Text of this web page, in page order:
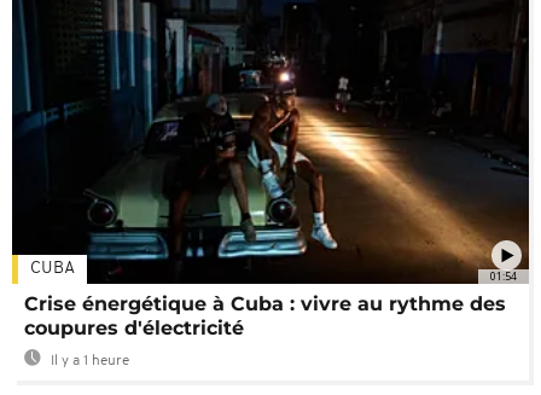
01:54
CUBA
Crise énergétique à Cuba : vivre au rythme des
coupures d'électricité
Il y a 1 heure